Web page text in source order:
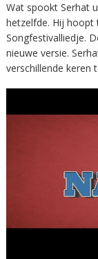
Wat spookt Serhat
hetzelfde. Hij
Songfestivalliedje.
nieuwe versie.
verschillende keren